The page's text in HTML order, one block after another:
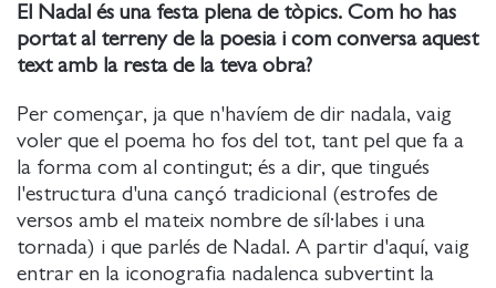
El Nadal és una festa plena de tòpics. Com ho has
portat al terreny de la poesia i com conversa aquest
text amb la resta de la teva obra?
Per començar, ja que n'havíem de dir nadala, vaig
voler que el poema ho fos del tot, tant pel que fa a
la forma com al contingut; és a dir, que tingués
l'estructura d'una cançó tradicional (estrofes de
versos amb el mateix nombre de síl·labes i una
tornada) i que parlés de Nadal. A partir d'aquí, vaig
entrar en la iconografia nadalenca subvertint la